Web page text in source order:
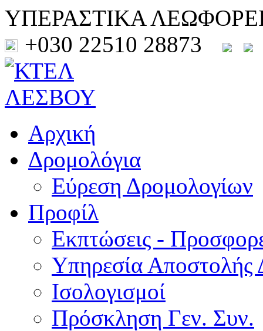
ΥΠΕΡΑΣΤΙΚΑ
+030 22510 28873
Αρχική
Δρομολόγια
Εύρεση Δρομολογίων
Προφίλ
Εκπτώσεις -
Υπηρεσία Αποστολής
Ισολογισμοί
Πρόσκληση Γεν. Συν.